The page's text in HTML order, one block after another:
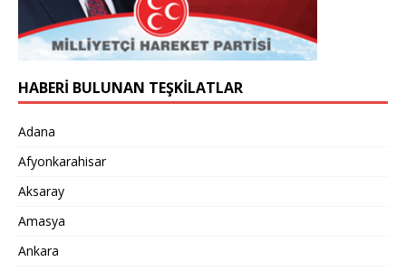
HABERİ BULUNAN TEŞKİLATLAR
Adana
Afyonkarahisar
Aksaray
Amasya
Ankara